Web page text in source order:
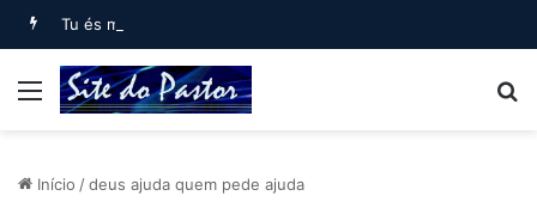
Tu és meu filho, Eu hoje te gerei (Salmo 2)
Menu
Início /deus ajuda quem pede ajuda